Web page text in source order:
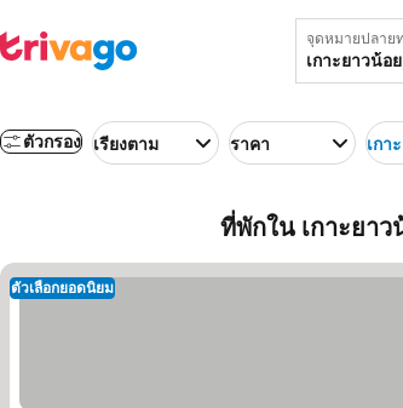
จุดหมายปลาย
ตัวกรอง เรียงตาม ราคา เกา
ที่พักใน เกาะยาว
ตัวเลือกยอดนิยม